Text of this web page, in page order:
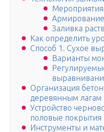
Армирование
Заливка
Как определить
Способ 1. Сухое
Варианты
Организация
деревянным лагам
Устройство
половые покрытия
Инструменты и